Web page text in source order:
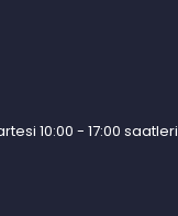
10:00 - 17:00 saatleri